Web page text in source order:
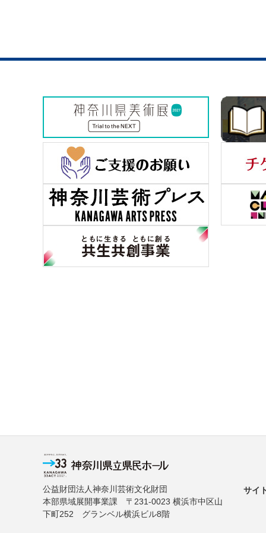
公益財団法人神奈川芸術文化財団
本部県域展開事業課 〒231-0023 横浜市中区山
下町252 グランベル横浜ビル8階
サイ